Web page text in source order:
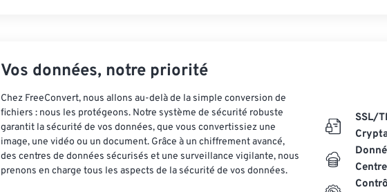
Vos données, notre priorité
Chez FreeConvert, nous allons au-delà de la simple conversion de
fichiers : nous les protégeons. Notre système de sécurité robuste
garantit la sécurité de vos données, que vous convertissiez une
image, une vidéo ou un document. Grâce à un chiffrement avancé,
des centres de données sécurisés et une surveillance vigilante, nous
prenons en charge tous les aspects de la sécurité de vos données.
SSL/